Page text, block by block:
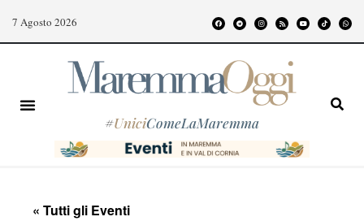
7 Agosto 2026
#UniciComeLaMaremma
« Tutti gli Eventi